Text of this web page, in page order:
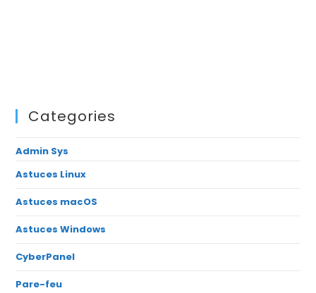
Categories
Admin Sys
Astuces Linux
Astuces macOS
Astuces Windows
CyberPanel
Pare-feu